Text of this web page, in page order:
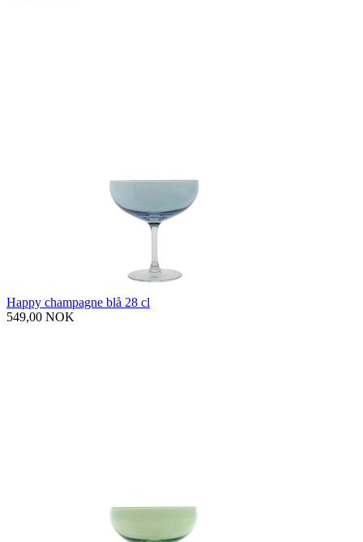
Happy champagne blå 28 cl
549,00 NOK